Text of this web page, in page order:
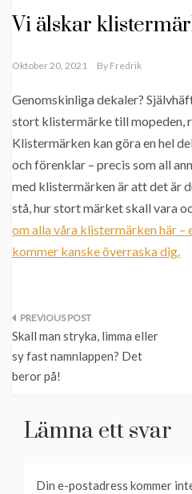
Vi älskar
Oktober 20, 2021 By Fredrik
Genomskinliga dekaler?
stort klistermärke till mopeden,
Klistermärken kan göra en hel
och förenklar – precis som all
med klistermärken är att det är
stå, hur stort märket skall vara
om alla våra klistermärken här –
kommer kanske överraska dig.
Inläggsnavigering
Skall man stryka, limma eller
sy fast namnlappen? Det
beror på!
Lämna ett svar
Din e-postadress kommer